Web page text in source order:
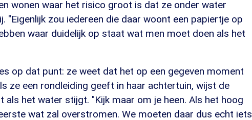
wonen waar het risico groot is dat ze onder water
"Eigenlijk zou iedereen die daar woont een papiertje op
waar duidelijk op staat wat men moet doen als het
op dat punt: ze weet dat het op een gegeven moment
ze een rondleiding geeft in haar achtertuin, wijst de
als het water stijgt. "Kijk maar om je heen. Als het hoog
wat zal overstromen. We moeten daar dus echt iets